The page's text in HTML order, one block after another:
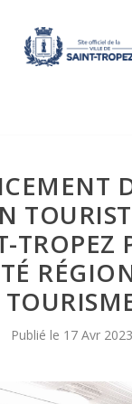
TROPEZ
17 Avr 2023